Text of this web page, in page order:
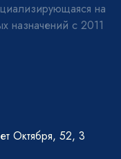
на
назначений с 2011
Октября, 52, 3